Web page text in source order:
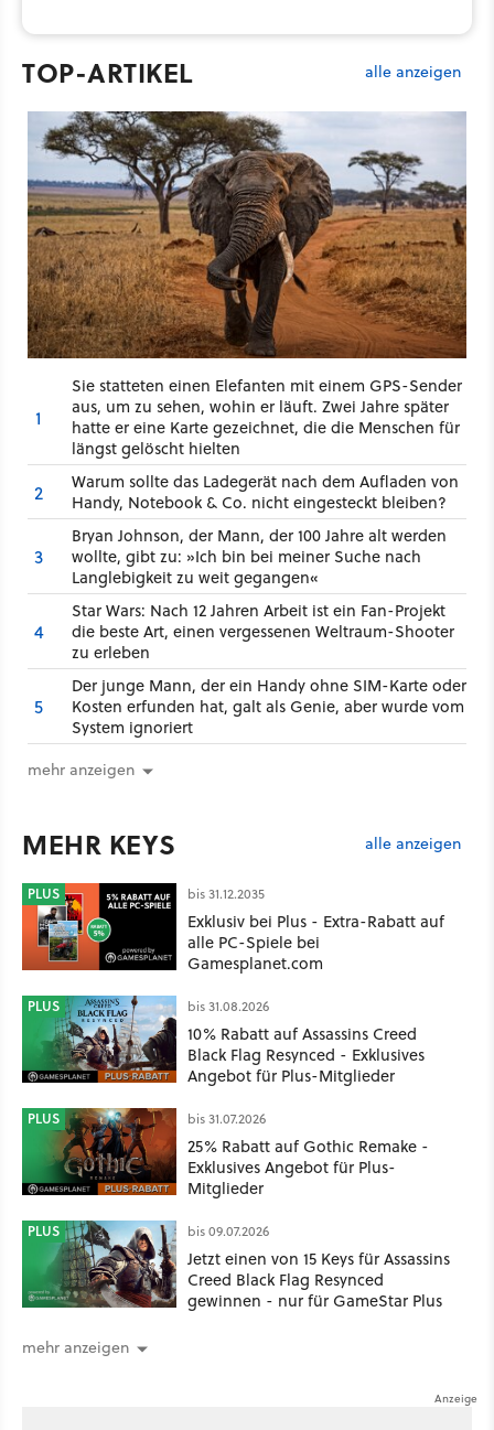
TOP-ARTIKEL alle anzeigen
1
Sie statteten einen Elefanten mit einem GPS-Sender
aus, um zu sehen, wohin er läuft. Zwei Jahre später
hatte er eine Karte gezeichnet, die die Menschen für
längst gelöscht hielten
2
Warum sollte das Ladegerät nach dem Aufladen von
Handy, Notebook & Co. nicht eingesteckt bleiben?
3
Bryan Johnson, der Mann, der 100 Jahre alt werden
wollte, gibt zu: »Ich bin bei meiner Suche nach
Langlebigkeit zu weit gegangen«
4
Star Wars: Nach 12 Jahren Arbeit ist ein Fan-Projekt
die beste Art, einen vergessenen Weltraum-Shooter
zu erleben
5
Der junge Mann, der ein Handy ohne SIM-Karte oder
Kosten erfunden hat, galt als Genie, aber wurde vom
System ignoriert
mehr anzeigen
MEHR KEYS alle anzeigen
PLUS bis 31.12.2035
Exklusiv bei Plus - Extra-Rabatt auf
alle PC-Spiele bei
Gamesplanet.com
PLUS bis 31.08.2026
10% Rabatt auf Assassins Creed
Black Flag Resynced - Exklusives
Angebot für Plus-Mitglieder
PLUS bis 31.07.2026
25% Rabatt auf Gothic Remake -
Exklusives Angebot für Plus-
Mitglieder
PLUS bis 09.07.2026
Jetzt einen von 15 Keys für Assassins
Creed Black Flag Resynced
gewinnen - nur für GameStar Plus
mehr anzeigen